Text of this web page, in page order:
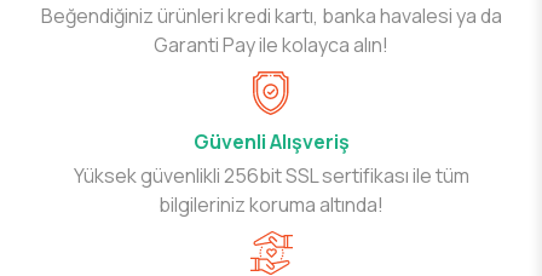
Beğendiğiniz ürünleri kredi kartı, banka havalesi ya da
Garanti Pay ile kolayca alın!
Güvenli Alışveriş
Yüksek güvenlikli 256bit SSL sertifikası ile tüm
bilgileriniz koruma altında!